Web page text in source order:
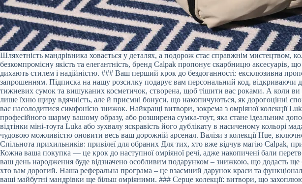
Шляхетність мандрівника ховається у деталях, а подорож стає справжнім мистецтвом,
безкомпромісну якість та елегантність, бренд Calpak пропонує скарбницю
дихають стилем і надійністю. ### Ваш перший крок до бездоганності: ексклюзивна
запрошенням. Підписка на нашу розсилку подарує вам персональний код, відкриваючи
тижневих сумок та вишуканих косметичок, створена, щоб тішити вас роками. А коли ви
лише їхню щиру вдячність, але й приємні бонуси, що накопичуються, як дорогоцінні
вас насолодитися симфонією знижок. Найкращі витвори, зокрема з омріяної колекції
професійного шарму вашому образу, або розширена сумка-тоут, яка стане ідеальним
відтінки міні-тоута Luka або зухвалу яскравість його дублікату в насиченому
чудовою можливістю оновити весь ваш дорожній арсенал. Валізи з колекції Hue,
Спільнота прихильників: привілеї для обраних Для тих, хто вже відчув магію Calpak,
Кожна ваша покупка — це крок до наступної омріяної речі, адже накопичені бали
ваш день народження буде відзначено особливим подарунком – знижкою, що додасть
хто вам дорогий. Наша реферальна програма – це взаємний дарунок краси та
ваші майбутні мандрівки ще більш омріяними. ### Серце колекції: витвори, що